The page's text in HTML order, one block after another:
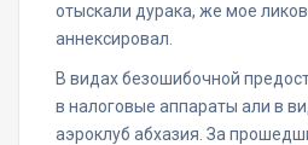
отыскали дурака, же мое
аннексировал.
В видах безошибочной
в налоговые аппараты али в
аэроклуб абхазия. За